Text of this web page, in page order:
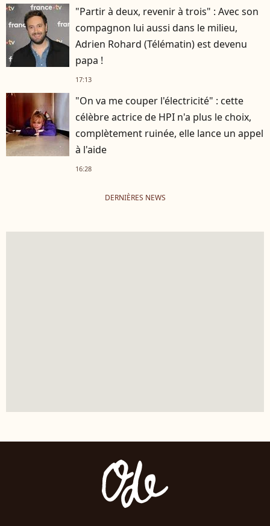
"Partir à deux, revenir à trois" : Avec son
compagnon lui aussi dans le milieu,
Adrien Rohard (Télématin) est devenu
papa !
17:13
"On va me couper l'électricité" : cette
célèbre actrice de HPI n'a plus le choix,
complètement ruinée, elle lance un appel
à l'aide
16:28
DERNIÈRES NEWS